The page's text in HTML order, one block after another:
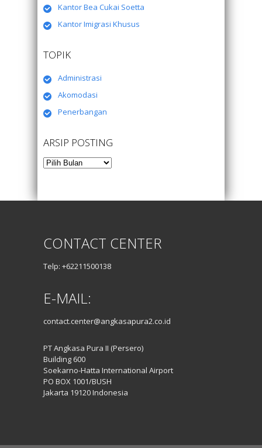
Kantor Bea Cukai Soetta
Kantor Imigrasi Khusus
TOPIK
Administrasi
Akomodasi
Penerbangan
ARSIP POSTING
Arsip
Posting
CONTACT CENTER
Telp: +62211500138
E-MAIL:
contact.center@angkasapura2.co.id
PT Angkasa Pura II (Persero)
Building 600
Soekarno-Hatta International Airport
PO BOX 1001/BUSH
Jakarta 19120 Indonesia